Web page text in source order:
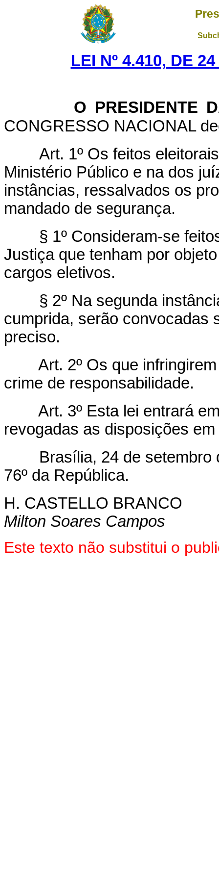
LEI Nº 4.410, DE
O PRESIDENTE
CONGRESSO NACIONAL
Art. 1º Os feitos
Ministério Público e na dos
instâncias, ressalvados os
mandado de segurança.
§ 1º Consideram-se feitos
Justiça que tenham por
cargos eletivos.
§ 2º Na segunda
cumprida, serão convocadas
preciso.
Art. 2º Os que
crime de responsabilidade.
Art. 3º Esta lei entrará
revogadas as disposições
Brasília, 24 de setembro
76º da República.
H. CASTELLO BRANCO
Milton Soares Campos
Este texto não substitui o